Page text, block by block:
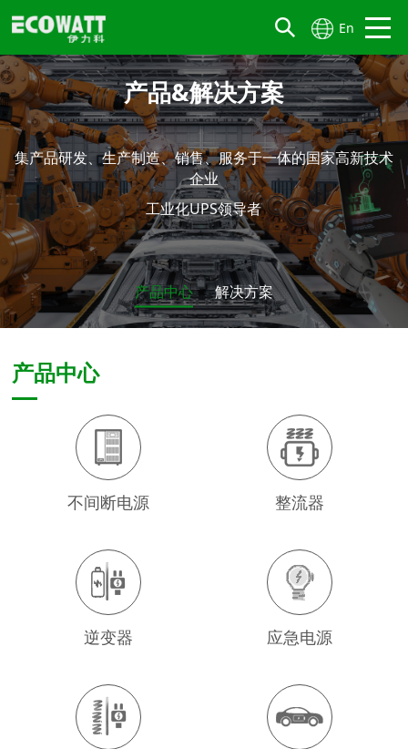
En
产品&解决方案
集产品研发、生产制造、销售、服务于一体的国家高新技术
企业
工业化UPS领导者
产品中心 解决方案
产品中心
不间断电源 整流器
逆变器 应急电源